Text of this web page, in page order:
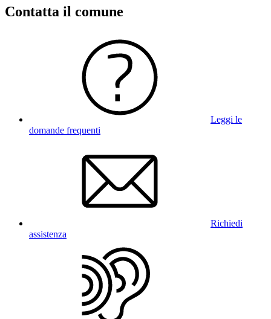
Contatta il comune
Leggi le
domande frequenti
Richiedi
assistenza